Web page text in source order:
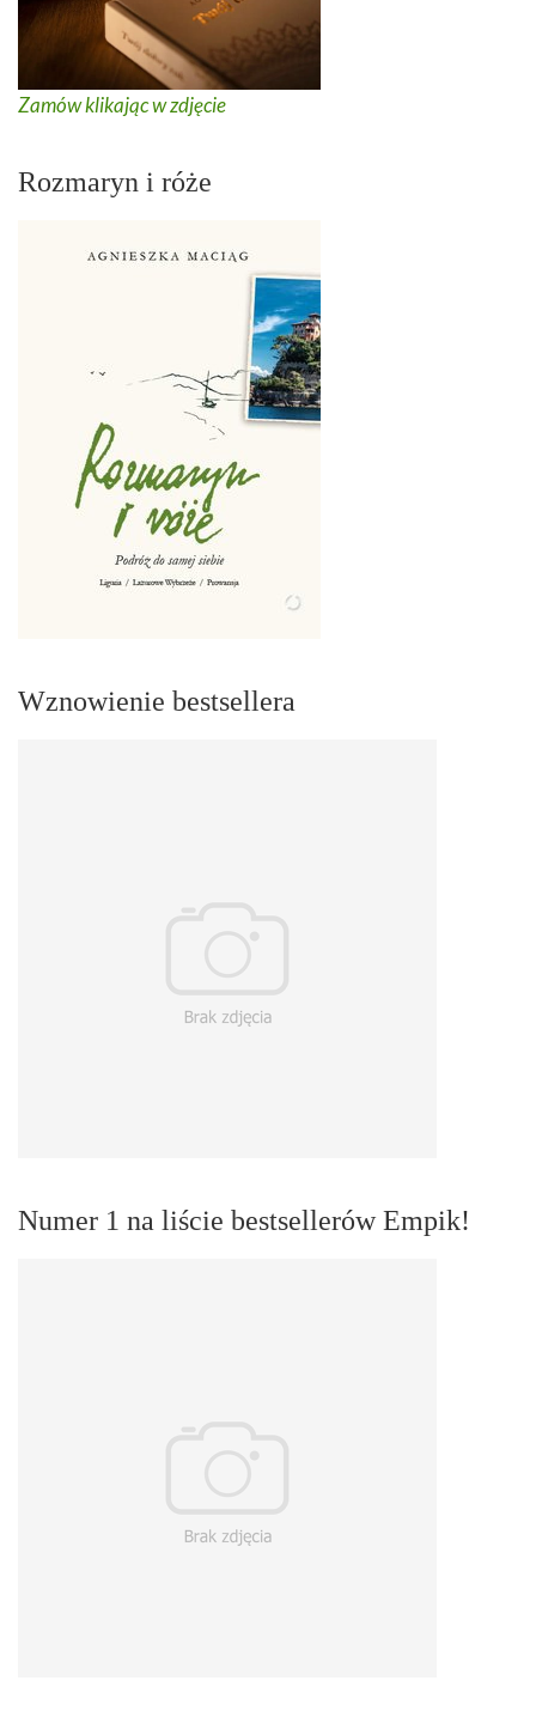
Zamów klikając w zdjęcie
Rozmaryn i róże
Wznowienie bestsellera
Numer 1 na liście bestsellerów Empik!